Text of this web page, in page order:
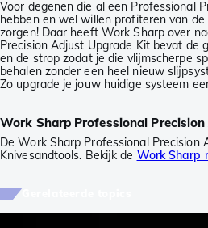
Voor degenen die al een Professional
hebben en wel willen profiteren van
zorgen! Daar heeft Work Sharp over
Precision Adjust Upgrade Kit bevat de
en de strop zodat je die vlijmscherpe
behalen zonder een heel nieuw
Zo upgrade je jouw huidige systeem
Work Sharp Professional
De Work Sharp Professional Precision
Knivesandtools. Bekijk de Work Sharp